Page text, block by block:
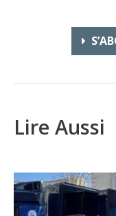
Lire Aussi